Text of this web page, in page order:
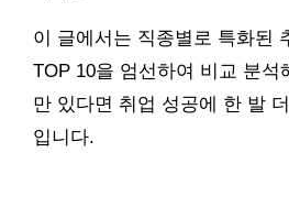
이 글에서는 직종별로 특화된
TOP 10을 엄선하여 비교 분석
만 있다면 취업 성공에 한 발
입니다.